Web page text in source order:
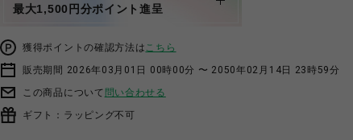
最大1,500円分ポイント進呈
獲得ポイントの確認方法はこちら
販売期間 2026年03月01日 00時00分 〜 2050年02月14日 23時59分
この商品について 問い合わせる
ギフト：ラッピング不可